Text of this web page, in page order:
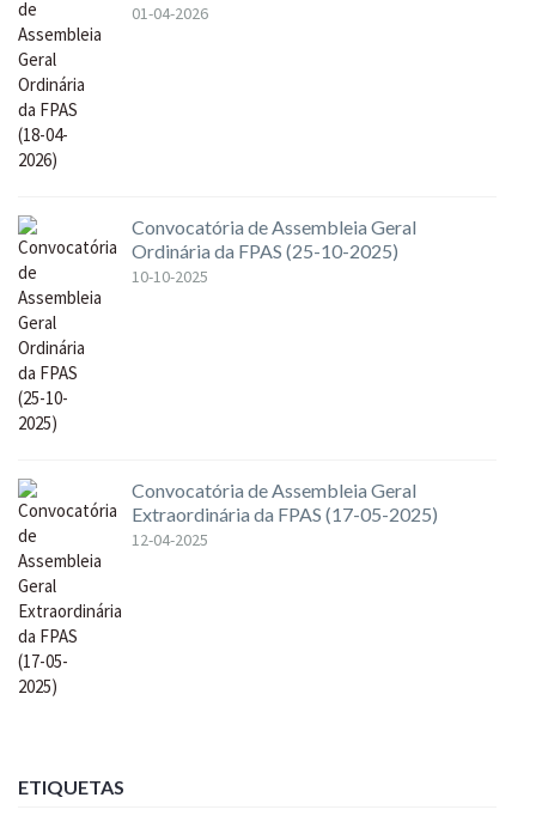
01-04-2026
Convocatória de Assembleia Geral
Ordinária da FPAS (25-10-2025)
10-10-2025
Convocatória de Assembleia Geral
Extraordinária da FPAS (17-05-2025)
12-04-2025
ETIQUETAS